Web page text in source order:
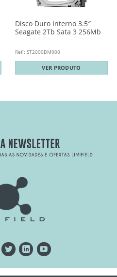
Disco Duro Interno 3.5″
Seagate 2Tb Sata 3 256Mb
Ref.: ST2000DM008
VER PRODUTO